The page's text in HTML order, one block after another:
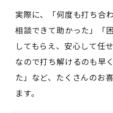
実際に、「何度も打ち合
相談できて助かった」「
してもらえ、安心して任
なので打ち解けるのも早
た」など、たくさんのお
ます。